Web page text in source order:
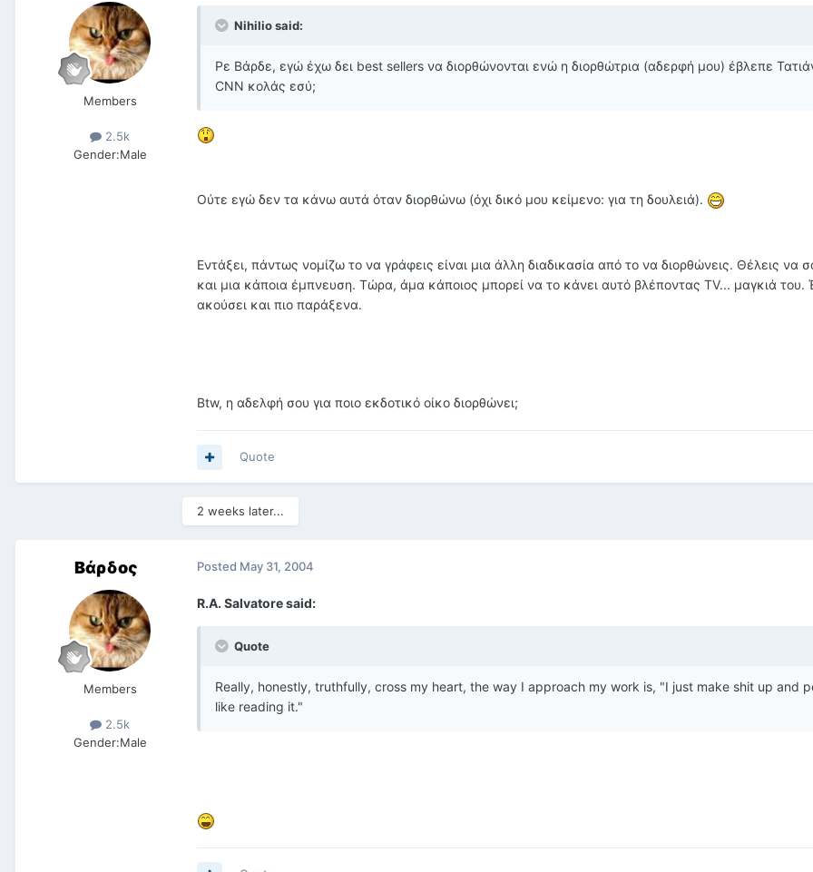
Members
2.5k
Gender:Male
Nihilio said:
Ρε Βάρδε, εγώ έχω δει best sellers να διορθώνονται ενώ η διορθώτρια (αδερφή μου) έβλεπε
CNN κολάς εσύ;
Ούτε εγώ δεν τα κάνω αυτά όταν διορθώνω (όχι δικό μου κείμενο: για τη δουλειά).
Εντάξει, πάντως νομίζω το να γράφεις είναι μια άλλη διαδικασία από το να διορθώνεις. Θέλεις να
και μια κάποια έμπνευση. Τώρα, άμα κάποιος μπορεί να το κάνει αυτό βλέποντας TV... μαγκιά του.
ακούσει και πιο παράξενα.
Btw, η αδελφή σου για ποιο εκδοτικό οίκο διορθώνει;
Quote
2 weeks later...
Βάρδος
Members
2.5k
Gender:Male
Posted May 31, 2004
R.A. Salvatore said:
Quote
Really, honestly, truthfully, cross my heart, the way I approach my work is, "I just make shit up and
like reading it."